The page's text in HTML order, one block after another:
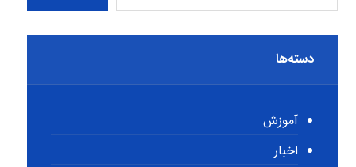
دسته‌ها
آموزش
اخبار